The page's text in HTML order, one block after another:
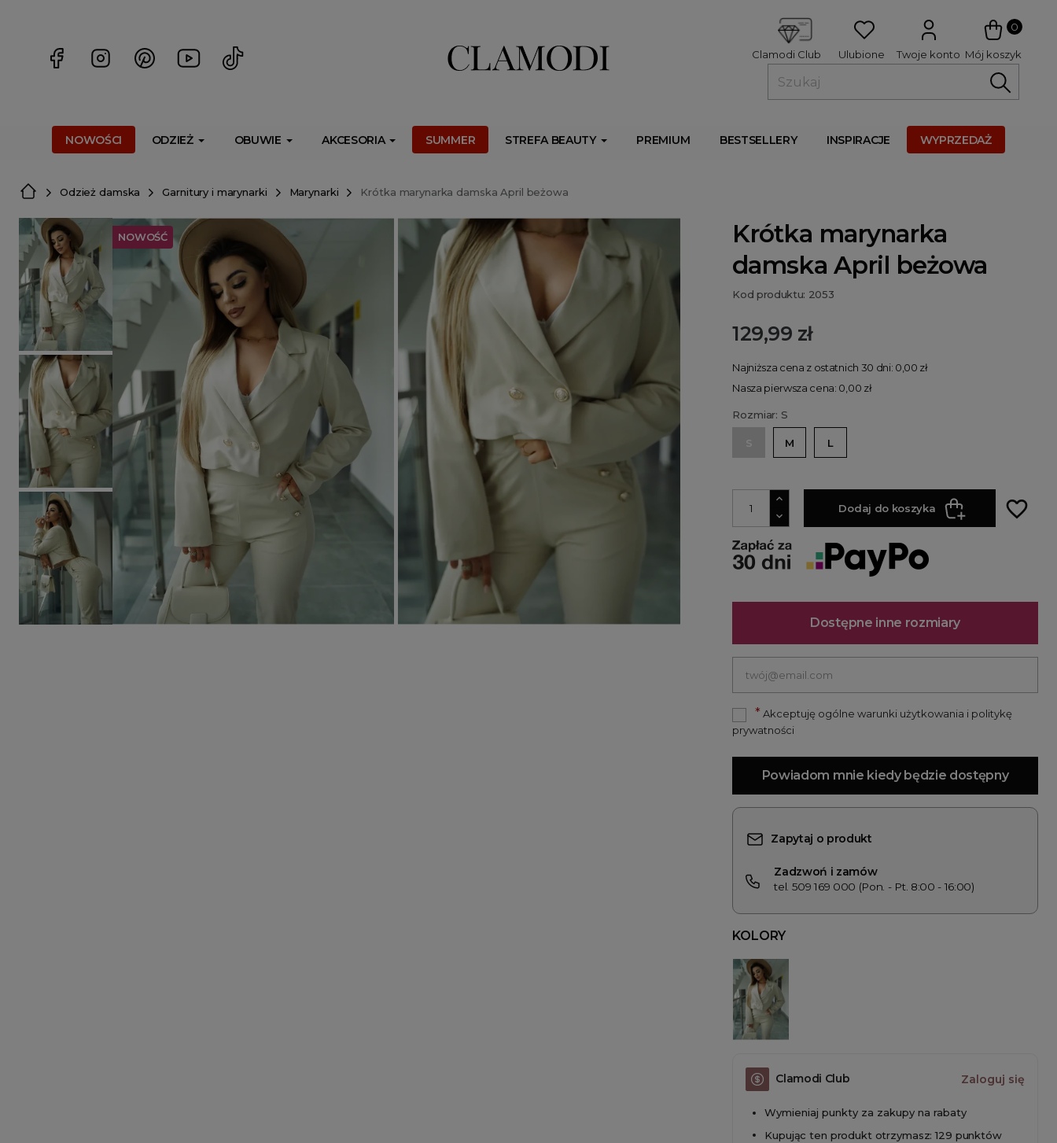
0
Mój koszyk
Twoje konto
Ulubione
Clamodi Club
NOWOŚCI ODZIEŻ OBUWIE AKCESORIA SUMMER STREFA BEAUTY PREMIUM BESTSELLERY INSPIRACJE WYPRZEDAŻ
Odzież damska Garnitury i marynarki Marynarki Krótka marynarka damska April beżowa
NOWOŚĆ
Krótka marynarka
damska April beżowa
Kod produktu: 2053
129,99 zł
Najniższa cena z ostatnich 30 dni: 0,00 zł
Nasza pierwsza cena: 0,00 zł
Rozmiar: S
S M L
Dodaj do koszyka favorite_border
Dostępne inne rozmiary
* Akceptuję ogólne warunki użytkowania i politykę
prywatności
Powiadom mnie kiedy będzie dostępny
Zapytaj o produkt
Zadzwoń i zamów
tel. 509 169 000 (Pon. - Pt. 8:00 - 16:00)
KOLORY
Clamodi Club Zaloguj się
Wymieniaj punkty za zakupy na rabaty
Kupując ten produkt otrzymasz: 129 punktów